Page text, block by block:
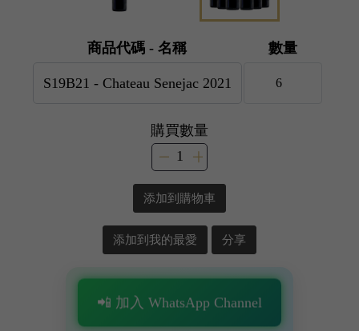
商品代碼 - 名稱 數量
購買數量
添加到購物車
添加到我的最愛 分享
📲 加入 WhatsApp Channel